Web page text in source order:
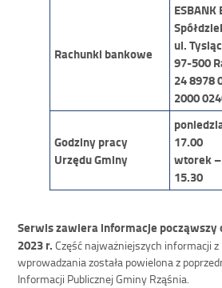
Rachunki bankowe
ESBANK
ul.
97-500
24 8978
2000
Godziny pracy
Urzędu Gminy
17.00
wtorek
15.30
Serwis zawiera informacje począwszy
2023 r.Część najważniejszych informacji z
wprowadzania została powielona z
Informacji Publicznej Gminy Rząśnia.